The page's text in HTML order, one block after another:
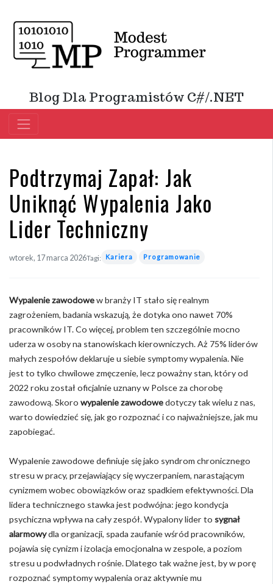
Blog Dla Programistów C#/.NET
Podtrzymaj Zapał: Jak
Uniknąć Wypalenia Jako
Lider Techniczny
wtorek, 17 marca 2026Tagi: Kariera Programowanie
Wypalenie zawodowew branży IT stało się realnym
zagrożeniem, badania wskazują, że dotyka ono nawet 70%
pracowników IT. Co więcej, problem ten szczególnie mocno
uderza w osoby na stanowiskach kierowniczych. Aż 75% liderów
małych zespołów deklaruje u siebie symptomy wypalenia. Nie
jest to tylko chwilowe zmęczenie, lecz poważny stan, który od
2022 roku został oficjalnie uznany w Polsce za chorobę
zawodową. Skoro wypalenie zawodowedotyczy tak wielu z nas,
warto dowiedzieć się, jak go rozpoznać i co najważniejsze, jak mu
zapobiegać.
Wypalenie zawodowe definiuje się jako syndrom chronicznego
stresu w pracy, przejawiający się wyczerpaniem, narastającym
cynizmem wobec obowiązków oraz spadkiem efektywności. Dla
lidera technicznego stawka jest podwójna: jego kondycja
psychiczna wpływa na cały zespół. Wypalony lider to sygnał
alarmowydla organizacji, spada zaufanie wśród pracowników,
pojawia się cynizm i izolacja emocjonalna w zespole, a poziom
stresu u podwładnych rośnie. Dlatego tak ważne jest, by w porę
rozpoznać symptomy wypalenia oraz aktywnie mu